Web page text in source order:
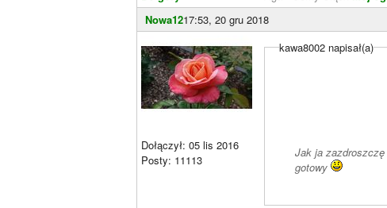
Nowa1217:53, 20 gru 2018
Dołączył: 05 lis 2016
Posty: 11113
kawa8002 napisał(a)
Jak ja
gotowy